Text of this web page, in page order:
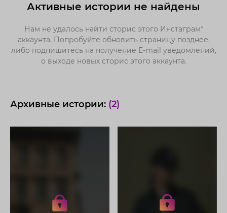
Активные истории не найдены
Нам не удалось найти сторис этого Инстаграм*
аккаунта. Попробуйте обновить страницу позднее,
либо подпишитесь на получение E-mail уведомлений,
о выходе новых сторис этого аккаунта.
Архивные истории: (2)
Получите доступ к архивным
историям anastasiiatsoy
Не отвлекайтесь на рекламу
Получите доступ к архивным
историям anastasiiatsoy
Не отвлекайтесь на рекламу